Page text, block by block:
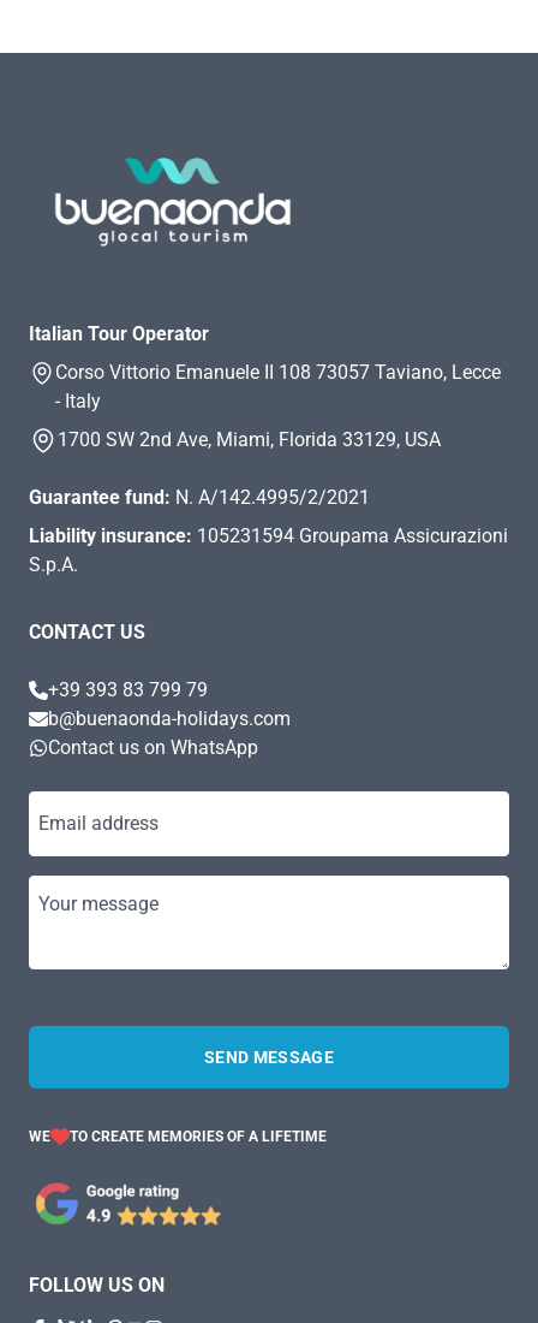
Italian Tour Operator
Corso Vittorio Emanuele II 108 73057 Taviano, Lecce
- Italy
1700 SW 2nd Ave, Miami, Florida 33129, USA
Guarantee fund: N. A/142.4995/2/2021
Liability insurance: 105231594 Groupama Assicurazioni
S.p.A.
CONTACT US
+39 393 83 799 79
b@buenaonda-holidays.com
Contact us on WhatsApp
Email address
Your message
SEND MESSAGE
WE TO CREATE MEMORIES OF A LIFETIME
FOLLOW US ON